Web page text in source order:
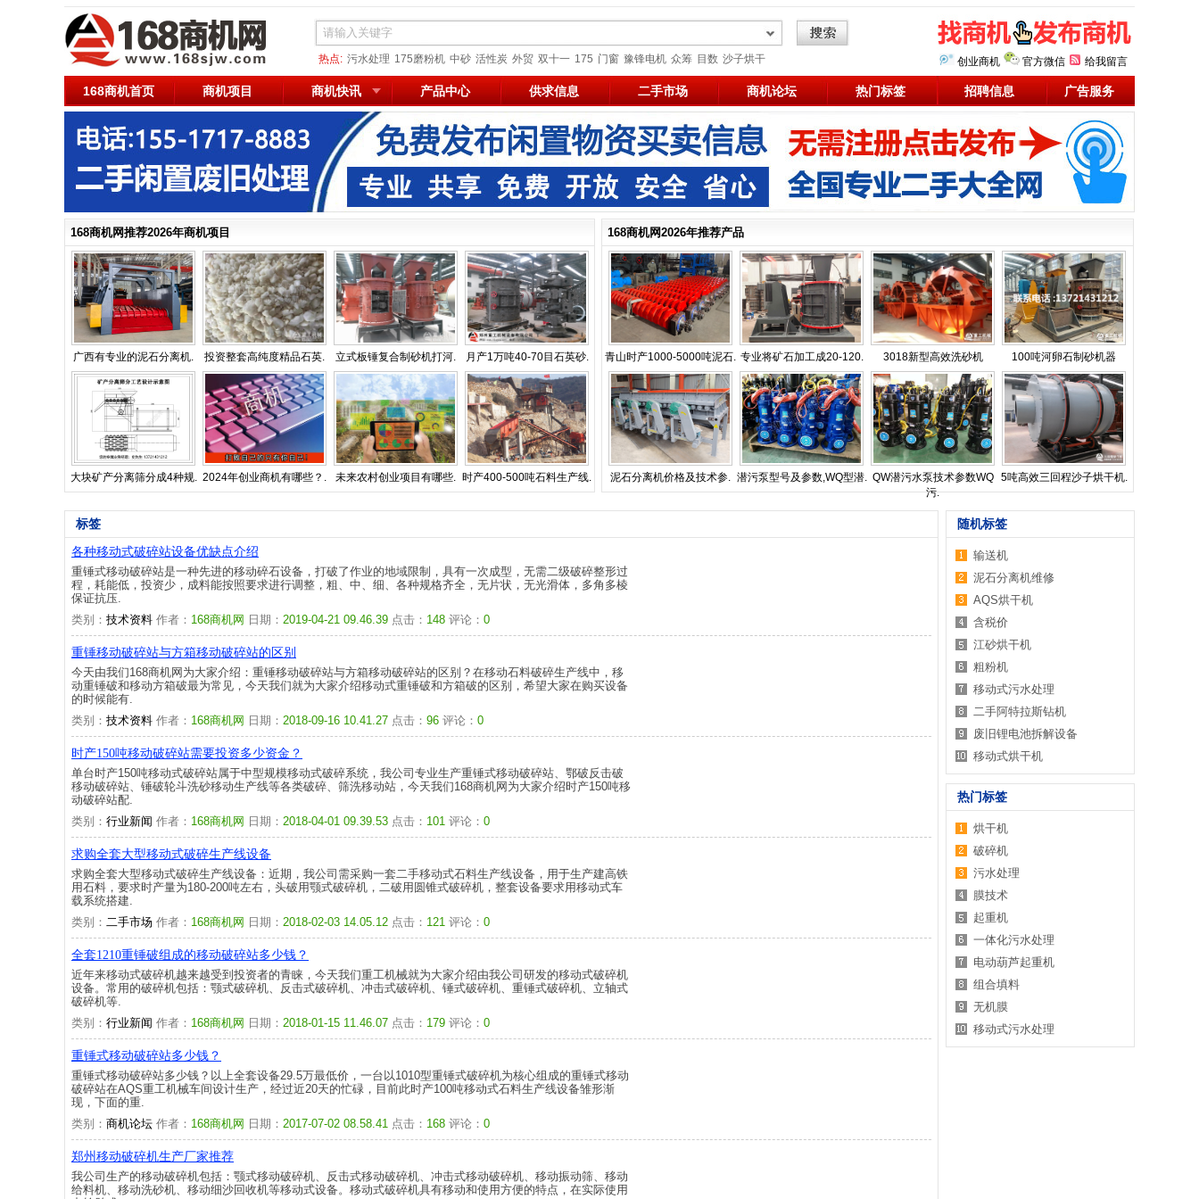
热点: 污水处理 175磨粉机 中砂 活性炭 外贸 双十一 175 门窗 豫锋电机 众筹 目数 沙子烘干 创业商机 官方微信 给我留言
168商机首页 商机项目 商机快讯 产品中心 供求信息 二手市场 商机论坛 热门标签 招聘信息 广告服务
168商机网推荐2026年商机项目
广西有专业的泥石分离机. 投资整套高纯度精品石英. 立式板锤复合制砂机打河. 月产1万吨40-70目石英砂.
大块矿产分离筛分成4种规. 2024年创业商机有哪些？. 未来农村创业项目有哪些. 时产400-500吨石料生产线.
168商机网2026年推荐产品
青山时产1000-5000吨泥石. 专业将矿石加工成20-120. 3018新型高效洗砂机 100吨河卵石制砂机器
泥石分离机价格及技术参. 潜污泵型号及参数,WQ型潜. QW潜污水泵技术参数WQ
污.
5吨高效三回程沙子烘干机.
标签
各种移动式破碎站设备优缺点介绍
重锤式移动破碎站是一种先进的移动碎石设备，打破了作业的地域限制，具有一次成型，无需二级破碎整形过
程，耗能低，投资少，成料能按照要求进行调整，粗、中、细、各种规格齐全，无片状，无光滑体，多角多棱
保证抗压.
类别： 技术资料 作者： 168商机网 日期： 2019-04-21 09.46.39 点击： 148 评论： 0
重锤移动破碎站与方箱移动破碎站的区别
今天由我们168商机网为大家介绍：重锤移动破碎站与方箱移动破碎站的区别？在移动石料破碎生产线中，移
动重锤破和移动方箱破最为常见，今天我们就为大家介绍移动式重锤破和方箱破的区别，希望大家在购买设备
的时候能有.
类别： 技术资料 作者： 168商机网 日期： 2018-09-16 10.41.27 点击： 96 评论： 0
时产150吨移动破碎站需要投资多少资金？
单台时产150吨移动式破碎站属于中型规模移动式破碎系统，我公司专业生产重锤式移动破碎站、鄂破反击破
移动破碎站、锤破轮斗洗砂移动生产线等各类破碎、筛洗移动站，今天我们168商机网为大家介绍时产150吨移
动破碎站配.
类别： 行业新闻 作者： 168商机网 日期： 2018-04-01 09.39.53 点击： 101 评论： 0
求购全套大型移动式破碎生产线设备
求购全套大型移动式破碎生产线设备：近期，我公司需采购一套二手移动式石料生产线设备，用于生产建高铁
用石料，要求时产量为180-200吨左右，头破用颚式破碎机，二破用圆锥式破碎机，整套设备要求用移动式车
载系统搭建.
类别： 二手市场 作者： 168商机网 日期： 2018-02-03 14.05.12 点击： 121 评论： 0
全套1210重锤破组成的移动破碎站多少钱？
近年来移动式破碎机越来越受到投资者的青睐，今天我们重工机械就为大家介绍由我公司研发的移动式破碎机
设备。常用的破碎机包括：颚式破碎机、反击式破碎机、冲击式破碎机、锤式破碎机、重锤式破碎机、立轴式
破碎机等.
类别： 行业新闻 作者： 168商机网 日期： 2018-01-15 11.46.07 点击： 179 评论： 0
重锤式移动破碎站多少钱？
重锤式移动破碎站多少钱？以上全套设备29.5万最低价，一台以1010型重锤式破碎机为核心组成的重锤式移动
破碎站在AQS重工机械车间设计生产，经过近20天的忙碌，目前此时产100吨移动式石料生产线设备雏形渐
现，下面的重.
类别： 商机论坛 作者： 168商机网 日期： 2017-07-02 08.58.41 点击： 168 评论： 0
郑州移动破碎机生产厂家推荐
我公司生产的移动破碎机包括：颚式移动破碎机、反击式移动破碎机、冲击式移动破碎机、移动振动筛、移动
给料机、移动洗砂机、移动细沙回收机等移动式设备。移动式破碎机具有移动和使用方便的特点，在实际使用
随机标签
输送机
泥石分离机维修
AQS烘干机
含税价
江砂烘干机
粗粉机
移动式污水处理
二手阿特拉斯钻机
废旧锂电池拆解设备
移动式烘干机
热门标签
烘干机
破碎机
污水处理
膜技术
起重机
一体化污水处理
电动葫芦起重机
组合填料
无机膜
移动式污水处理